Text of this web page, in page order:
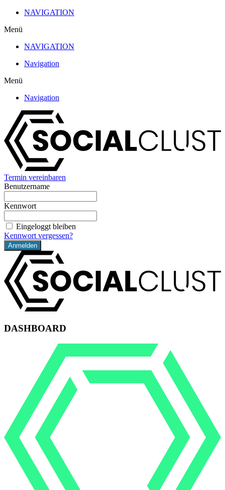
Zum
wechseln
NAVIGATION
Menü
NAVIGATION
Navigation
Menü
Navigation
Termin vereinbaren
Benutzername
Kennwort
Eingeloggt bleiben
Kennwort vergessen?
DASHBOARD